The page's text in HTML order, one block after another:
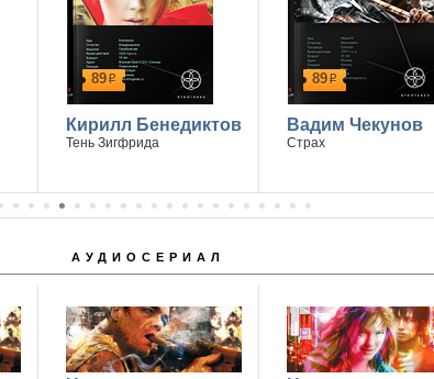
89р
Кирилл Бенедиктов
Тень Зигфрида
89р
Вадим Чекунов
Страх
АУДИОСЕРИАЛ